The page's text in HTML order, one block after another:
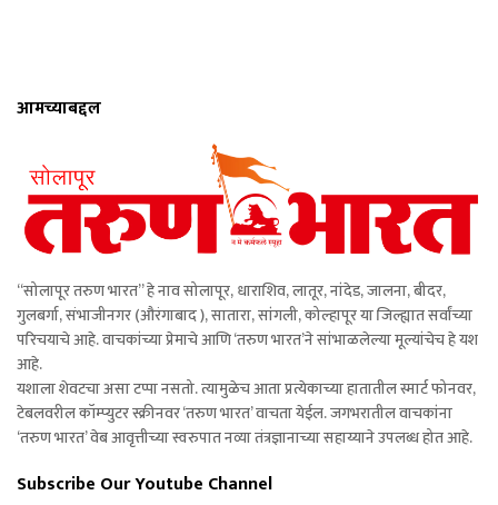
आमच्याबद्दल
“सोलापूर तरुण भारत” हे नाव सोलापूर, धाराशिव, लातूर, नांदेड, जालना, बीदर,
गुलबर्गा, संभाजीनगर (औरंगाबाद ), सातारा, सांगली, कोल्हापूर या जिल्ह्यात सर्वांच्या
परिचयाचे आहे. वाचकांच्या प्रेमाचे आणि ‘तरुण भारत’ने सांभाळलेल्या मूल्यांचेच हे यश
आहे.
यशाला शेवटचा असा टप्पा नसतो. त्यामुळेच आता प्रत्येकाच्या हातातील स्मार्ट फोनवर,
टेबलवरील कॉम्प्युटर स्क्रीनवर ‘तरुण भारत’ वाचता येईल. जगभरातील वाचकांना
‘तरुण भारत’ वेब आवृत्तीच्या स्वरुपात नव्या तंत्रज्ञानाच्या सहाय्याने उपलब्ध होत आहे.
Subscribe Our Youtube Channel